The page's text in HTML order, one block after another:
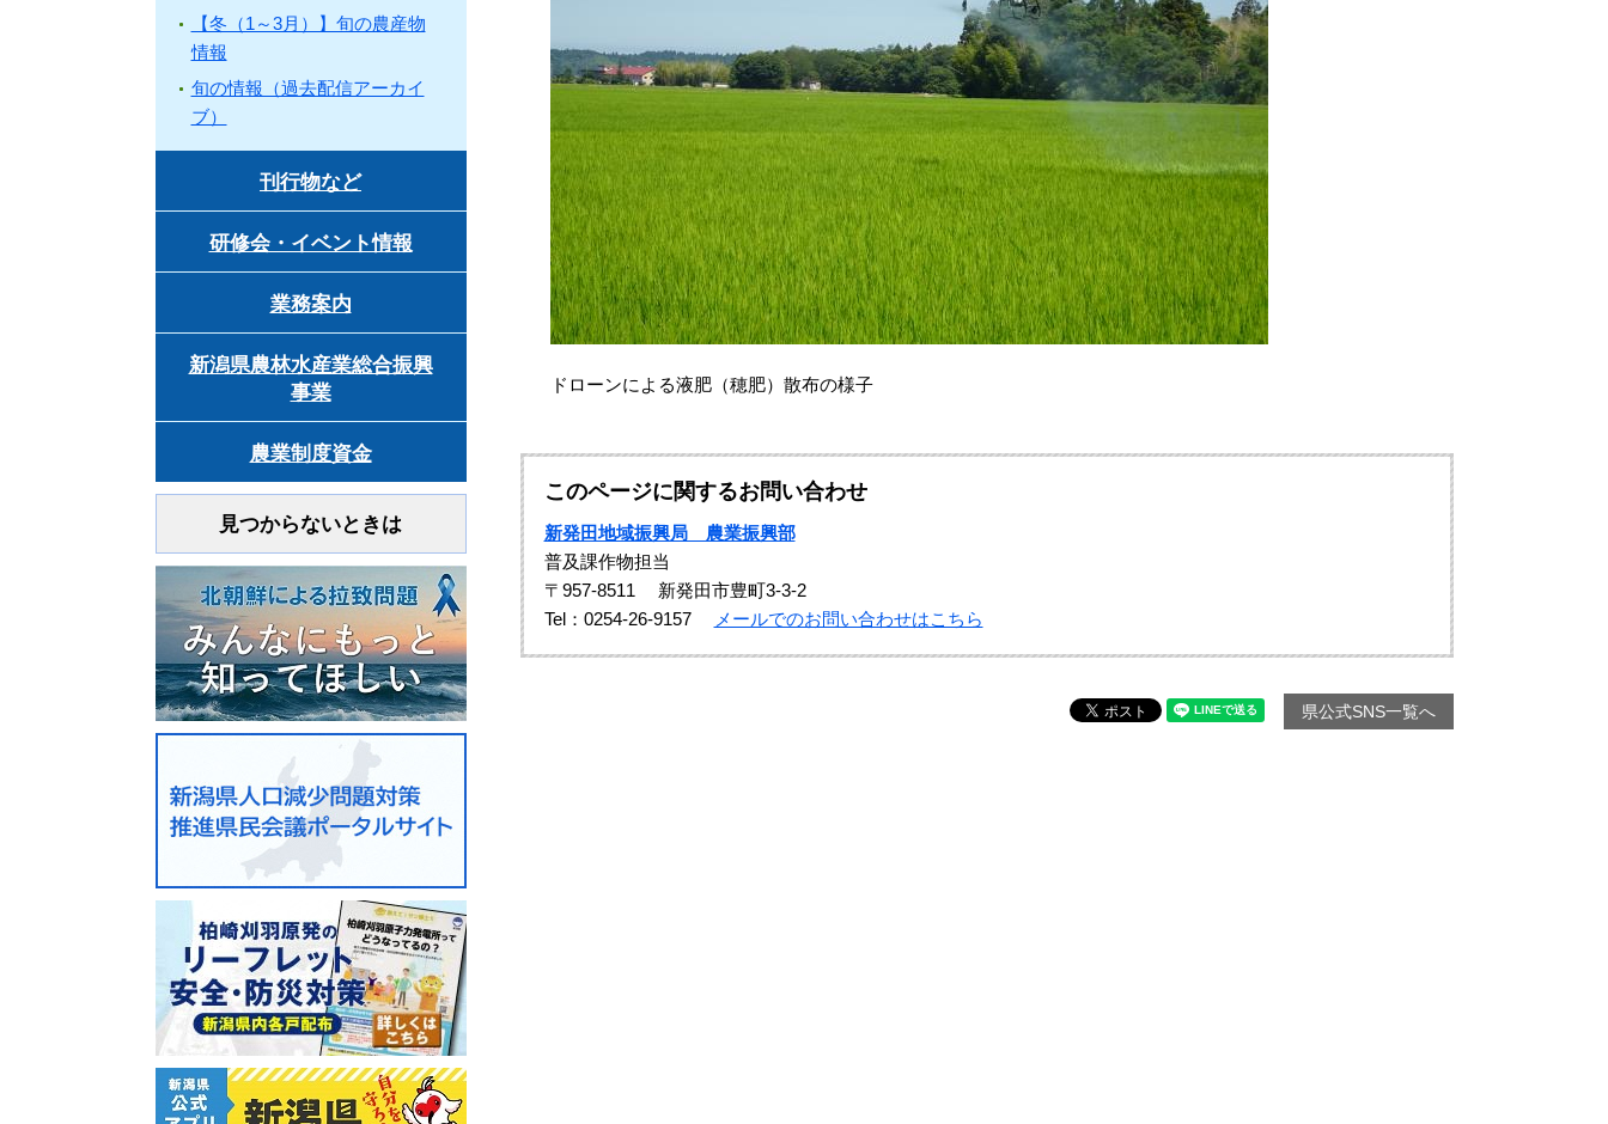
ドローンによる液肥（穂肥）散布の様子
このページに関するお問い合わせ
新発田地域振興局 農業振興部
普及課作物担当
〒957-8511
新発田市豊町3-3-2
Tel：0254-26-9157
メールでのお問い合わせはこちら
県公式SNS一覧へ
【冬（1～3月）】旬の農産物
情報
旬の情報（過去配信アーカイ
ブ）
刊行物など
研修会・イベント情報
業務案内
新潟県農林水産業総合振興
事業
農業制度資金
見つからないときは